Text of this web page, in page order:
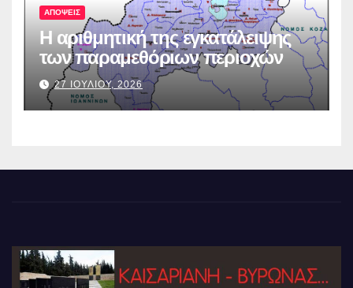
ΑΠΟΨΕΙΣ
Η αριθμητική της εγκατάλειψης
των παραμεθόριων περιοχών
27 ΙΟΥΛΙΟΥ, 2026